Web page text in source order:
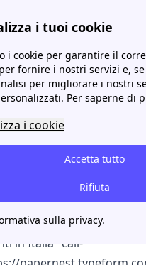
i tuoi cookie
i cookie per garantire il
fornire i nostri servizi e, se
per migliorare i nostri
Per saperne di
i cookie
Accetta tutto
Rifiuta
sulla privacy.
Le assicurazioni più convenienti sulle auto aziendali!
sulle
double color="white"
- Servizio
title="Scopri e attiva le
in Italia" call-